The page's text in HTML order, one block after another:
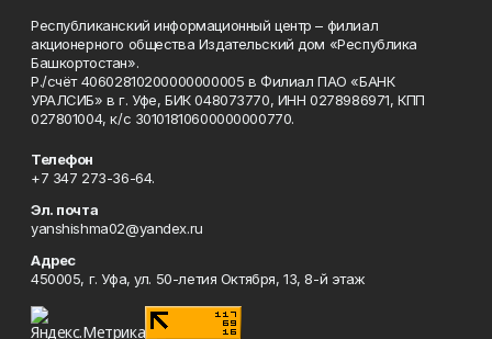
Республиканский информационный центр – филиал
акционерного общества Издательский дом «Республика
Башкортостан».
Р./счёт 40602810200000000005 в Филиал ПАО «БАНК
УРАЛСИБ» в г. Уфе, БИК 048073770, ИНН 0278986971, КПП
027801004, к/с 30101810600000000770.
Телефон
+7 347 273-36-64.
Эл. почта
yanshishma02@yandex.ru
Адрес
450005, г. Уфа, ул. 50-летия Октября, 13, 8-й этаж